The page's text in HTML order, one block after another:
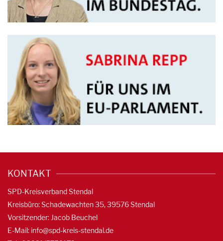
KONTAKT
SPD-Kreisverband Stendal
Kreisbüro: Schadewachten 35, 39576 Stendal
Vorsitzender: Jacob Beuchel
E-Mail: info@spd-kreis-stendal.de